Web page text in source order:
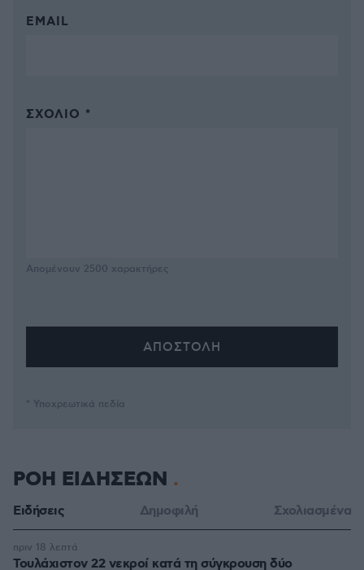
EMAIL
ΣΧΌΛΙΟ *
Απομένουν 2500 χαρακτήρες
* Υποχρεωτικά πεδία
ΡΟΗ ΕΙΔΗΣΕΩΝ
Ειδήσεις Δημοφιλή Σχολιασμένα
Τουλάχιστον 22 νεκροί κατά τη σύγκρουση δύο
πριν 18 λεπτά